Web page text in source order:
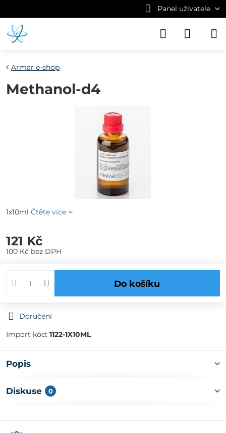
Panel uživatele
Armar e-shop
Methanol-d4
1x10ml Čtěte více
121 Kč
100 Kč bez DPH
Do košíku
Doručení
Import kód: 1122-1X10ML
Popis
Diskuse 0